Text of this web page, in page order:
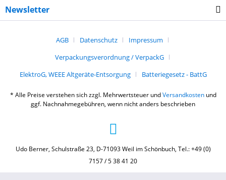
Newsletter
AGB Datenschutz
Impressum
Verpackungsverordnung / VerpackG
ElektroG, WEEE Altgeräte-Entsorgung
Batteriegesetz - BattG
* Alle Preise verstehen sich zzgl. Mehrwertsteuer undVersandkostenund
ggf. Nachnahmegebühren, wenn nicht anders beschrieben
Udo Berner, Schulstraße 23, D-71093 Weil im Schönbuch, Tel.: +49 (0)
7157 / 5 38 41 20